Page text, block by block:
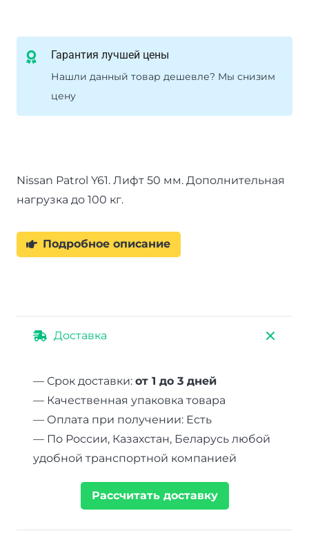
100
Гарантия лучшей цены
Нашли данный товар дешевле? Мы снизим
цену
Nissan Patrol Y61. Лифт 50 мм. Дополнительная
нагрузка до 100 кг.
Подробное описание
Доставка
— Срок доставки: от 1 до 3 дней
— Качественная упаковка товара
— Оплата при получении: Есть
— По России, Казахстан, Беларусь любой
удобной транспортной компанией
Рассчитать доставку